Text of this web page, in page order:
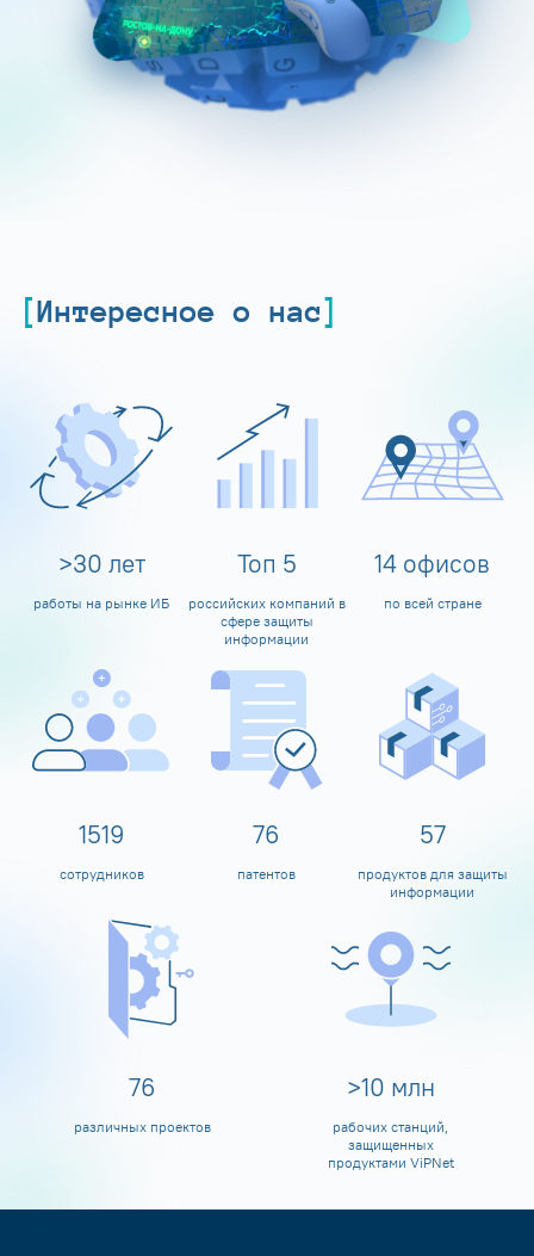
Интересное о нас
>30 лет
работы на рынке ИБ
Топ 5
российских компаний в
сфере защиты
информации
14 офисов
по всей стране
1600
сотрудников
80
патентов
60
продуктов для защиты
информации
80
различных проектов
>10 млн
рабочих станций,
защищенных
продуктами ViPNet